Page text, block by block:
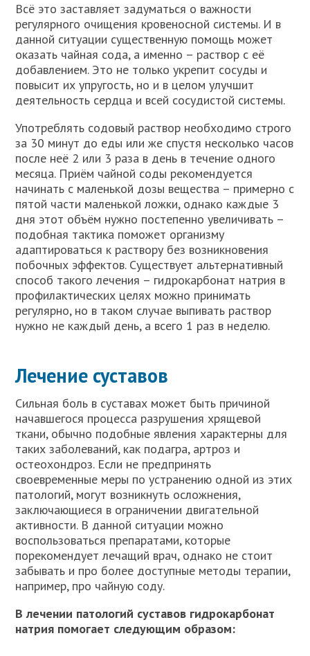
Всё это заставляет задуматься о важности
регулярного очищения кровеносной системы. И в
данной ситуации существенную помощь может
оказать чайная сода, а именно – раствор с её
добавлением. Это не только укрепит сосуды и
повысит их упругость, но и в целом улучшит
деятельность сердца и всей сосудистой системы.
Употреблять содовый раствор необходимо строго
за 30 минут до еды или же спустя несколько часов
после неё 2 или 3 раза в день в течение одного
месяца. Приём чайной соды рекомендуется
начинать с маленькой дозы вещества – примерно с
пятой части маленькой ложки, однако каждые 3
дня этот объём нужно постепенно увеличивать –
подобная тактика поможет организму
адаптироваться к раствору без возникновения
побочных эффектов. Существует альтернативный
способ такого лечения – гидрокарбонат натрия в
профилактических целях можно принимать
регулярно, но в таком случае выпивать раствор
нужно не каждый день, а всего 1 раз в неделю.
Лечение суставов
Сильная боль в суставах может быть причиной
начавшегося процесса разрушения хрящевой
ткани, обычно подобные явления характерны для
таких заболеваний, как подагра, артроз и
остеохондроз. Если не предпринять
своевременные меры по устранению одной из этих
патологий, могут возникнуть осложнения,
заключающиеся в ограничении двигательной
активности. В данной ситуации можно
воспользоваться препаратами, которые
порекомендует лечащий врач, однако не стоит
забывать и про более доступные методы терапии,
например, про чайную соду.
В лечении патологий суставов гидрокарбонат
натрия помогает следующим образом: